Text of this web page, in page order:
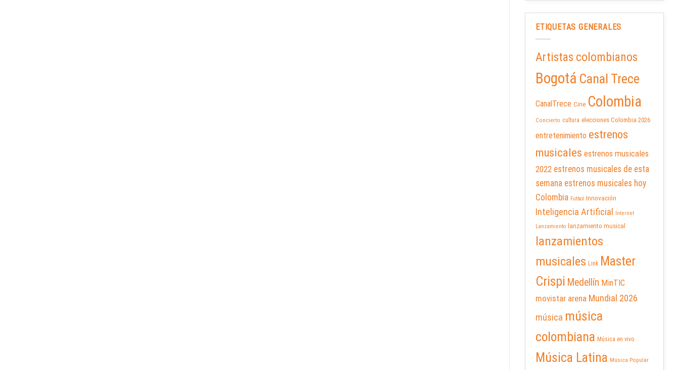
ETIQUETAS GENERALES
Artistas colombianos
Bogotá Canal Trece
CanalTrece Cine Colombia
Concierto cultura elecciones Colombia 2026
entretenimiento estrenos
musicales estrenos musicales
2022 estrenos musicales de esta
semana estrenos musicales hoy
Colombia Futbol Innovación
Inteligencia Artificial
Internet
Lanzamiento
lanzamiento musical
lanzamientos
musicales Link Master
Crispi Medellín MinTIC
movistar arena Mundial 2026
música música
colombiana Música en vivo
Música Latina Música Popular